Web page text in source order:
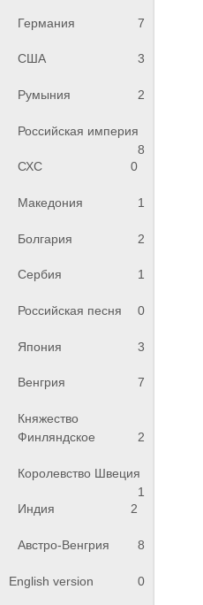
Германия 7
США 3
Румыния 2
Российская империя
8
СХС
0
Македония 1
Болгария 2
Сербия 1
Российская песня 0
Япония 3
Венгрия 7
Княжество
Финляндское
2
Королевство Швеция
1
Индия
2
Австро-Венгрия 8
English version 0